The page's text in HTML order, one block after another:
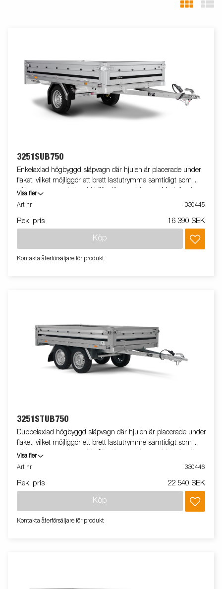
3251SUB750
Enkelaxlad högbyggd släpvagn där hjulen är placerade under
flaket, vilket möjliggör ett brett lastutrymme samtidigt som
släpvagnens totala bredd hålls till ett minimum. Modellen har
uppfällbara fram- och bakpaneler. Vi erbjuder ett brett utbud av
bilden kan vara extrautrustad.
Visa fler
Art nr
330445
Rek. pris 16 390 SEK
Köp
Kontakta återförsäljare för produkt
3251STUB750
Dubbelaxlad högbyggd släpvagn där hjulen är placerade under
flaket, vilket möjliggör ett brett lastutrymme samtidigt som
släpvagnens totala bredd hålls till ett minimum. Modellen har
uppfällbara fram- och bakpaneler. Vi erbjuder ett brett utbud av
bilden kan vara extrautrustad.
Visa fler
Art nr
330446
Rek. pris 22 540 SEK
Köp
Kontakta återförsäljare för produkt